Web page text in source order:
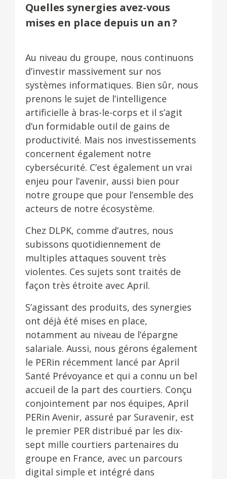
Quelles synergies avez-vous
mises en place depuis un an ?
Au niveau du groupe, nous continuons
d’investir massivement sur nos
systèmes informatiques. Bien sûr, nous
prenons le sujet de l’intelligence
artificielle à bras-le-corps et il s’agit
d’un formidable outil de gains de
productivité. Mais nos investissements
concernent également notre
cybersécurité. C’est également un vrai
enjeu pour l’avenir, aussi bien pour
notre groupe que pour l’ensemble des
acteurs de notre écosystème.
Chez DLPK, comme d’autres, nous
subissons quotidiennement de
multiples attaques souvent très
violentes. Ces sujets sont traités de
façon très étroite avec April.
S’agissant des produits, des synergies
ont déjà été mises en place,
notamment au niveau de l’épargne
salariale. Aussi, nous gérons également
le PERin récemment lancé par April
Santé Prévoyance et qui a connu un bel
accueil de la part des courtiers. Conçu
conjointement par nos équipes, April
PERin Avenir, assuré par Suravenir, est
le premier PER distribué par les dix-
sept mille courtiers partenaires du
groupe en France, avec un parcours
digital simple et intégré dans